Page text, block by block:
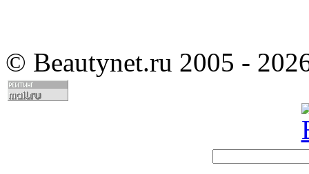
© Beautynet.ru 2005 -